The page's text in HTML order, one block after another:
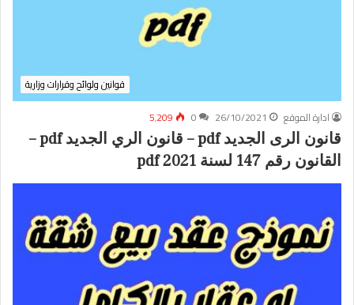
قوانين ولوائح وقرارات وزارية
ادارة الموقع
26/10/2021
0 5٬209
قانون الرى الجديد pdf – قانون الري الجديد pdf –
القانون رقم 147 لسنة 2021 pdf